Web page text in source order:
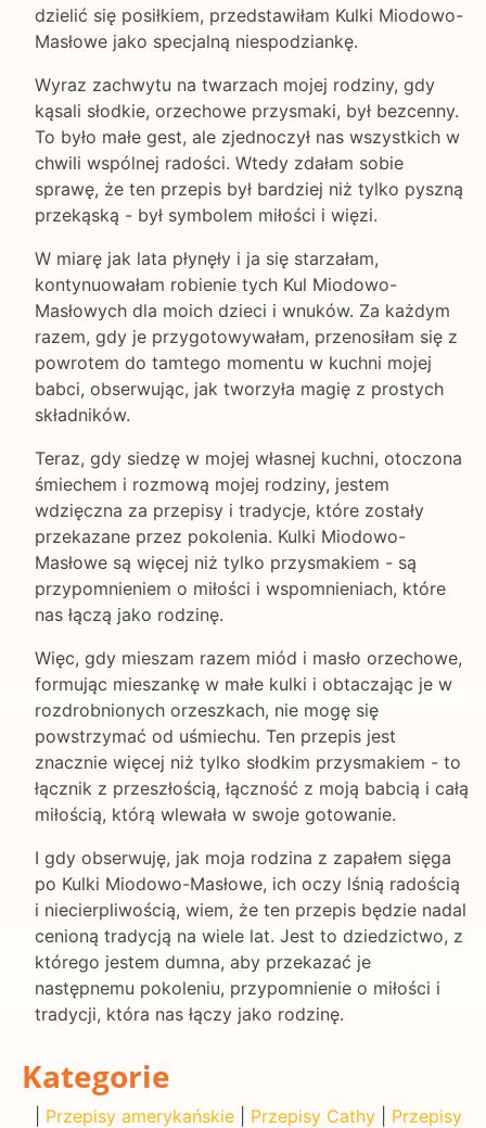
dzielić się posiłkiem, przedstawiłam Kulki Miodowo-
Masłowe jako specjalną niespodziankę.
Wyraz zachwytu na twarzach mojej rodziny, gdy
kąsali słodkie, orzechowe przysmaki, był bezcenny.
To było małe gest, ale zjednoczył nas wszystkich w
chwili wspólnej radości. Wtedy zdałam sobie
sprawę, że ten przepis był bardziej niż tylko pyszną
przekąską - był symbolem miłości i więzi.
W miarę jak lata płynęły i ja się starzałam,
kontynuowałam robienie tych Kul Miodowo-
Masłowych dla moich dzieci i wnuków. Za każdym
razem, gdy je przygotowywałam, przenosiłam się z
powrotem do tamtego momentu w kuchni mojej
babci, obserwując, jak tworzyła magię z prostych
składników.
Teraz, gdy siedzę w mojej własnej kuchni, otoczona
śmiechem i rozmową mojej rodziny, jestem
wdzięczna za przepisy i tradycje, które zostały
przekazane przez pokolenia. Kulki Miodowo-
Masłowe są więcej niż tylko przysmakiem - są
przypomnieniem o miłości i wspomnieniach, które
nas łączą jako rodzinę.
Więc, gdy mieszam razem miód i masło orzechowe,
formując mieszankę w małe kulki i obtaczając je w
rozdrobnionych orzeszkach, nie mogę się
powstrzymać od uśmiechu. Ten przepis jest
znacznie więcej niż tylko słodkim przysmakiem - to
łącznik z przeszłością, łączność z moją babcią i całą
miłością, którą wlewała w swoje gotowanie.
I gdy obserwuję, jak moja rodzina z zapałem sięga
po Kulki Miodowo-Masłowe, ich oczy lśnią radością
i niecierpliwością, wiem, że ten przepis będzie nadal
cenioną tradycją na wiele lat. Jest to dziedzictwo, z
którego jestem dumna, aby przekazać je
następnemu pokoleniu, przypomnienie o miłości i
tradycji, która nas łączy jako rodzinę.
Kategorie
Przepisy amerykańskie Przepisy Cathy
Przepisy